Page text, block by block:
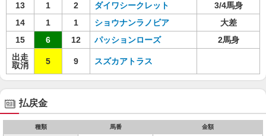
13
1 2 ダイワシークレット
3/4馬身
14
1 1 ショウナンラノビア
大差
15
6 12 パッションローズ
2馬身
出走
取消
5 9 スズカアトラス
払戻金
種類 馬番 金額